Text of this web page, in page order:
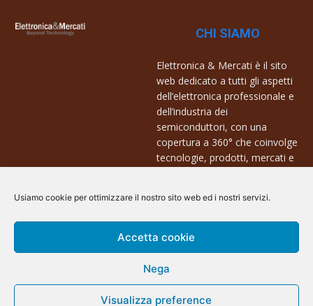
Usiamo cookie per ottimizzare il nostro sito web ed i nostri servizi.
Accetta cookie
Nega
Visualizza preference
CHI SIAMO
Elettronica & Mercati è il sito
web dedicato a tutti gli aspetti
dell’elettronica professionale e
dell’industria dei
semiconduttori, con una
copertura a 360° che coinvolge
tecnologie, prodotti, mercati e
Contatti:
info@arscommunication.it
@ArsCommunication 2023